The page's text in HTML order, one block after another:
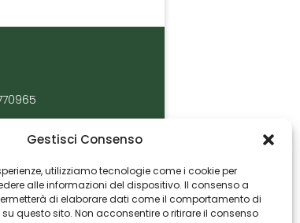
Gestisci Consenso
utilizziamo tecnologie come i cookie per
alle informazioni del dispositivo. Il consenso a
di elaborare dati come il comportamento di
questo sito. Non acconsentire o ritirare il consenso